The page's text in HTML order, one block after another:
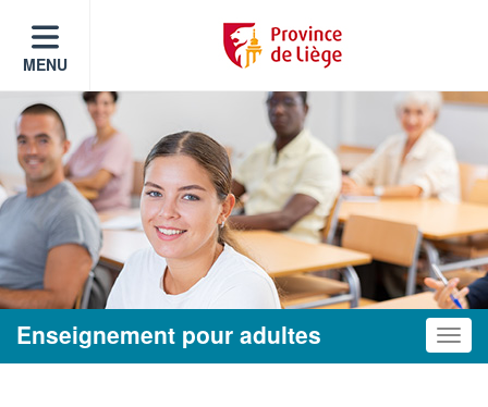
MENU
Enseignement pour adultes